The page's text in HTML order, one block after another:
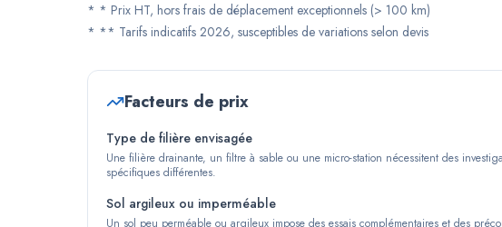
* * Prix HT, hors frais de déplacement exceptionnels (> 100 km)
* ** Tarifs indicatifs 2026, susceptibles de variations selon devis
Facteurs de prix
Type de filière envisagée
Une filière drainante, un filtre à sable ou une micro-station nécessitent des
spécifiques différentes.
Sol argileux ou imperméable
Un sol peu perméable ou argileux impose des essais complémentaires et des